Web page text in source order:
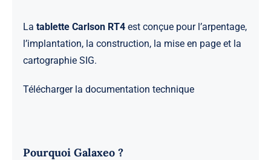
La tablette Carlson RT4est conçue pour l’arpentage,
l’implantation, la construction, la mise en page et la
cartographie SIG.
Télécharger la documentation technique
Pourquoi Galaxeo ?